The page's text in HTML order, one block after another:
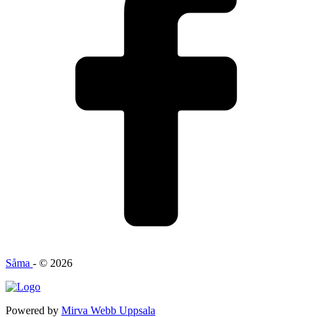
Såma - © 2026
Powered by Mirva Webb Uppsala